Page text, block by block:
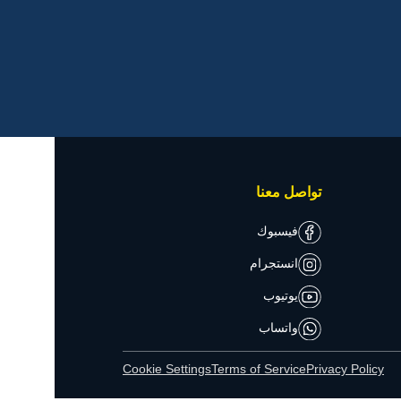
تواصل معنا
فيسبوك
انستجرام
يوتيوب
واتساب
Privacy Policy
Terms of Service
Cookie Settings